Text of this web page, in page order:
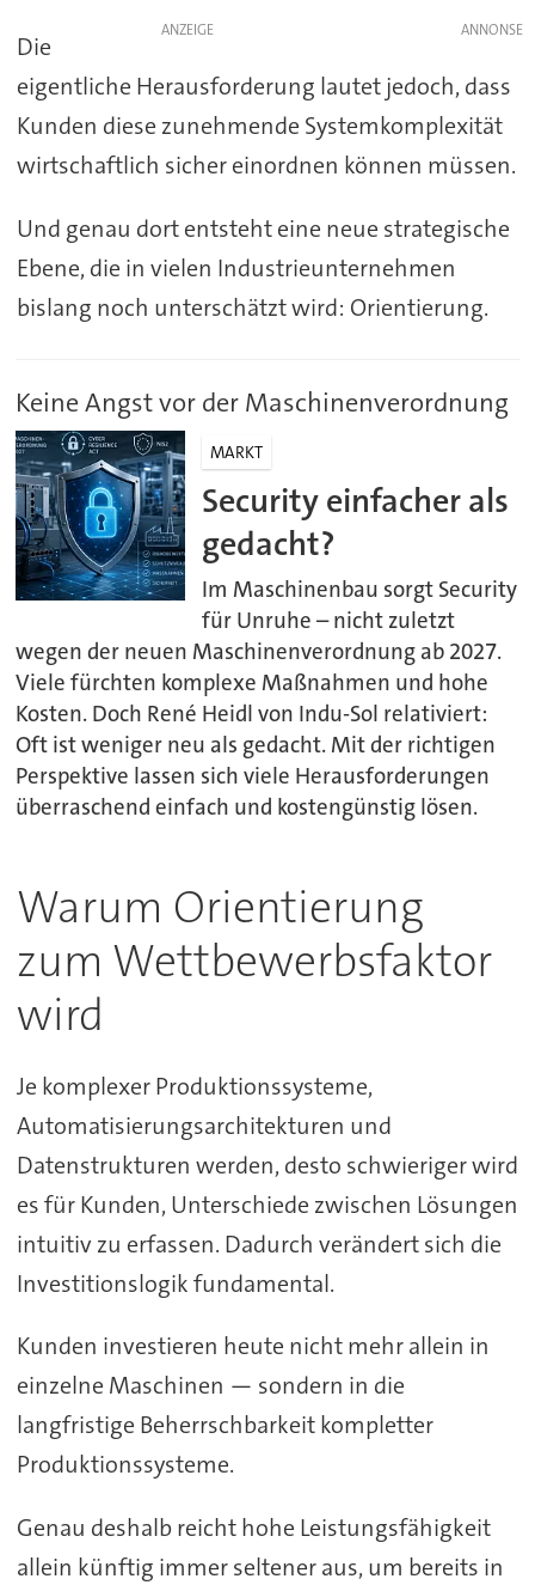
ANZEIGE
Die
eigentliche Herausforderung lautet jedoch, dass
Kunden diese zunehmende Systemkomplexität
wirtschaftlich sicher einordnen können müssen.
Und genau dort entsteht eine neue strategische
Ebene, die in vielen Industrieunternehmen
bislang noch unterschätzt wird: Orientierung.
Keine Angst vor der Maschinenverordnung
MARKT
Security einfacher als
gedacht?
Im Maschinenbau sorgt Security
für Unruhe – nicht zuletzt
wegen der neuen Maschinenverordnung ab 2027.
Viele fürchten komplexe Maßnahmen und hohe
Kosten. Doch René Heidl von Indu-Sol relativiert:
Oft ist weniger neu als gedacht. Mit der richtigen
Perspektive lassen sich viele Herausforderungen
überraschend einfach und kostengünstig lösen.
Warum Orientierung
zum Wettbewerbsfaktor
wird
Je komplexer Produktionssysteme,
Automatisierungsarchitekturen und
Datenstrukturen werden, desto schwieriger wird
es für Kunden, Unterschiede zwischen Lösungen
intuitiv zu erfassen. Dadurch verändert sich die
Investitionslogik fundamental.
Kunden investieren heute nicht mehr allein in
einzelne Maschinen — sondern in die
langfristige Beherrschbarkeit kompletter
Produktionssysteme.
Genau deshalb reicht hohe Leistungsfähigkeit
allein künftig immer seltener aus, um bereits in